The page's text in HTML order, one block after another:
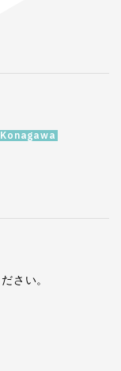
さい。